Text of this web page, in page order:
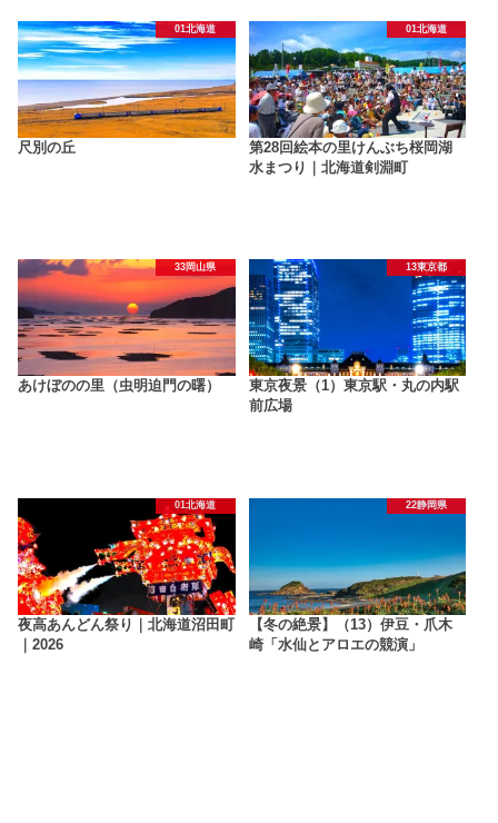
01北海道
尺別の丘
01北海道
第28回絵本の里けんぶち桜岡湖
水まつり｜北海道剣淵町
33岡山県
あけぼのの里（虫明迫門の曙）
13東京都
東京夜景（1）東京駅・丸の内駅
前広場
01北海道
夜高あんどん祭り｜北海道沼田町
｜2026
22静岡県
【冬の絶景】（13）伊豆・爪木
崎「水仙とアロエの競演」